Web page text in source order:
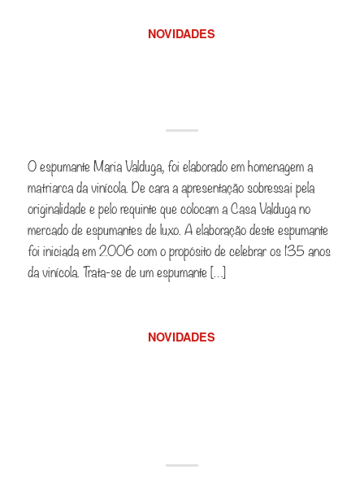
NOVIDADES
O espumante Maria Valduga, foi elaborado em homenagem a
matriarca da vinícola. De cara a apresentação sobressai pela
originalidade e pelo requinte que colocam a Casa Valduga no
mercado de espumantes de luxo. A elaboração deste espumante
foi iniciada em 2006 com o propósito de celebrar os 135 anos
da vinícola. Trata-se de um espumante […]
NOVIDADES